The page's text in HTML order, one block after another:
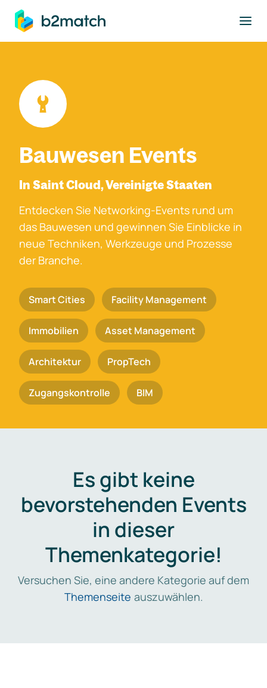
springen
Bauwesen Events
In Saint Cloud, Vereinigte Staaten
Entdecken Sie Networking-Events rund um
das Bauwesen und gewinnen Sie Einblicke in
neue Techniken, Werkzeuge und Prozesse
der Branche.
Smart Cities Facility Management
Immobilien Asset Management
Architektur PropTech
Zugangskontrolle BIM
Es gibt keine
bevorstehenden Events
in dieser
Themenkategorie!
Versuchen Sie, eine andere Kategorie auf dem
Themenseite auszuwählen.